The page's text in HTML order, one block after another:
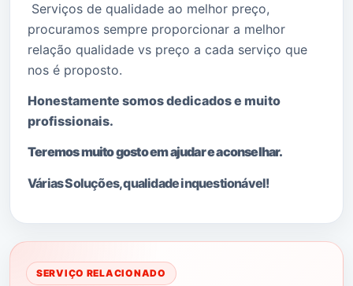
Serviços de qualidade ao melhor preço,
procuramos sempre proporcionar a melhor
relação qualidade vs preço a cada serviço que
nos é proposto.
Honestamente somos dedicados e muito
profissionais.
Teremos muito gosto em ajudar e aconselhar.
Várias Soluções, qualidade inquestionável!
SERVIÇO RELACIONADO